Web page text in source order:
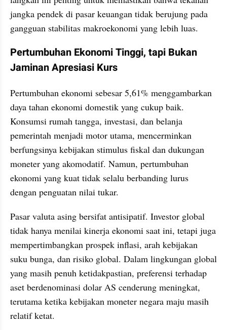
jangka pendek di pasar keuangan tidak berujung pada
gangguan stabilitas makroekonomi yang lebih luas.
Pertumbuhan Ekonomi Tinggi, tapi Bukan
Jaminan Apresiasi Kurs
Pertumbuhan ekonomi sebesar 5,61% menggambarkan
daya tahan ekonomi domestik yang cukup baik.
Konsumsi rumah tangga, investasi, dan belanja
pemerintah menjadi motor utama, mencerminkan
berfungsinya kebijakan stimulus fiskal dan dukungan
moneter yang akomodatif. Namun, pertumbuhan
ekonomi yang kuat tidak selalu berbanding lurus
dengan penguatan nilai tukar.
Pasar valuta asing bersifat antisipatif. Investor global
tidak hanya menilai kinerja ekonomi saat ini, tetapi juga
mempertimbangkan prospek inflasi, arah kebijakan
suku bunga, dan risiko global. Dalam lingkungan global
yang masih penuh ketidakpastian, preferensi terhadap
aset berdenominasi dolar AS cenderung meningkat,
terutama ketika kebijakan moneter negara maju masih
relatif ketat.